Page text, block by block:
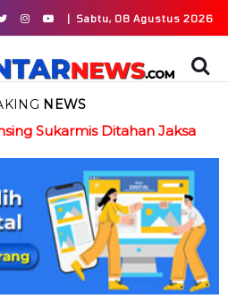
| Sabtu, 08 Agustus 2026
NEWS
Sukarmis Ditahan Jaksa